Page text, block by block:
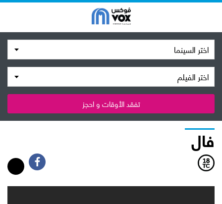
اختر السينما
اختر الفيلم
تفقد الأوقات و احجز
فال